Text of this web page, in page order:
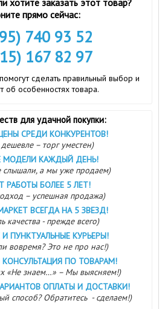
хотите заказать этот товар?
прямо сейчас:
740 93 52
167 82 97
сделать правильный выбор и
об особенностях товара.
для удачной покупки:
СРЕДИ КОНКУРЕНТОВ!
– торг уместен)
МОДЕЛИ КАЖДЫЙ ДЕНЬ!
слышали, а мы уже продаем)
РАБОТЫ БОЛЕЕ 5 ЛЕТ!
– успешная продажа)
ВСЕГДА НА 5 ЗВЕЗД!
качества - прежде всего)
ПУНКТУАЛЬНЫЕ КУРЬЕРЫ!
вовремя? Это не про нас!)
КОНСУЛЬТАЦИЯ ПО ТОВАРАМ!
«Не знаем…» – Мы выясняем!)
ОПЛАТЫ И ДОСТАВКИ!
способ? Обратитесь - сделаем!)